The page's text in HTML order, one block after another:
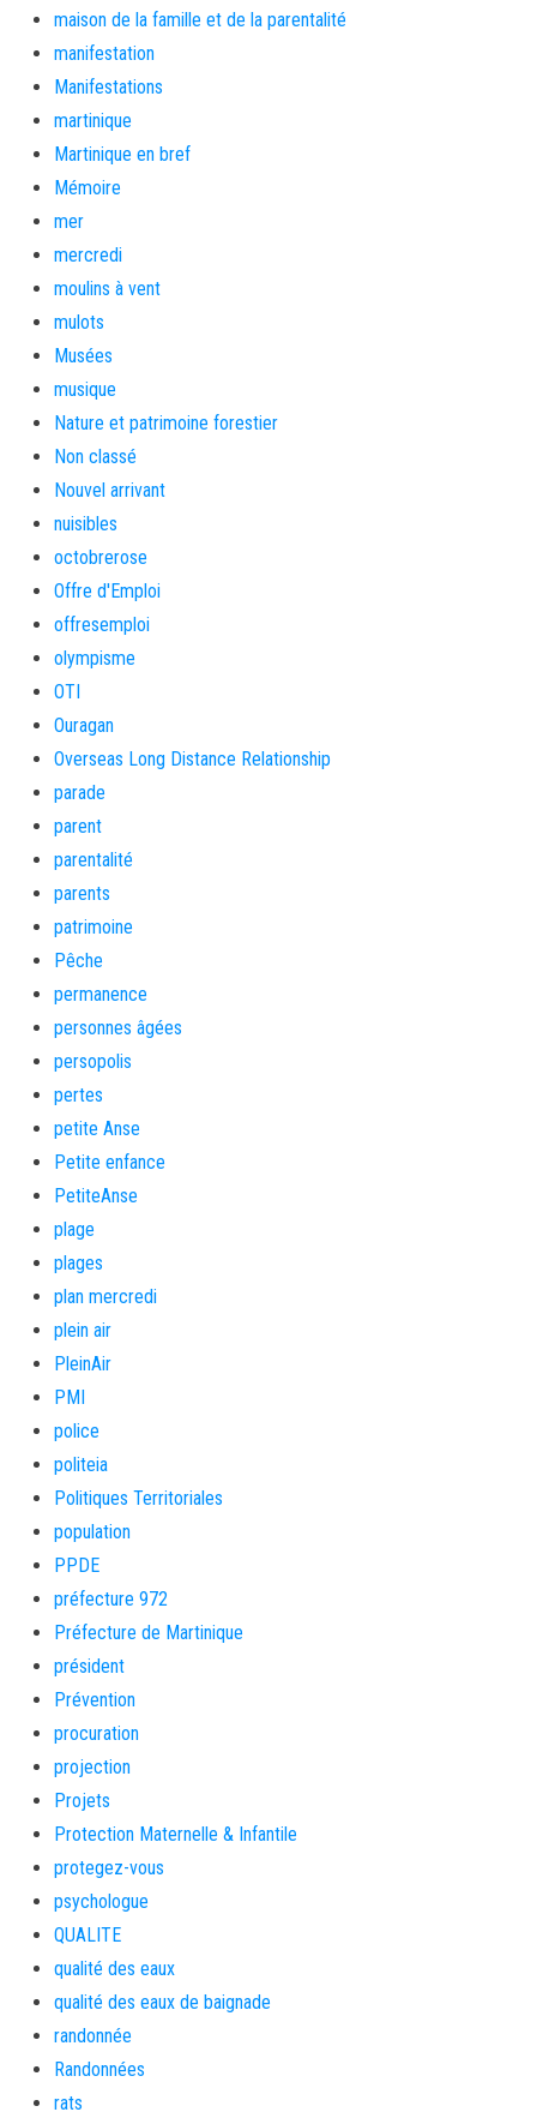
maison de la famille et de la parentalité
manifestation
Manifestations
martinique
Martinique en bref
Mémoire
mer
mercredi
moulins à vent
mulots
Musées
musique
Nature et patrimoine forestier
Non classé
Nouvel arrivant
nuisibles
octobrerose
Offre d'Emploi
offresemploi
olympisme
OTI
Ouragan
Overseas Long Distance Relationship
parade
parent
parentalité
parents
patrimoine
Pêche
permanence
personnes âgées
persopolis
pertes
petite Anse
Petite enfance
PetiteAnse
plage
plages
plan mercredi
plein air
PleinAir
PMI
police
politeia
Politiques Territoriales
population
PPDE
préfecture 972
Préfecture de Martinique
président
Prévention
procuration
projection
Projets
Protection Maternelle & Infantile
protegez-vous
psychologue
QUALITE
qualité des eaux
qualité des eaux de baignade
randonnée
Randonnées
rats